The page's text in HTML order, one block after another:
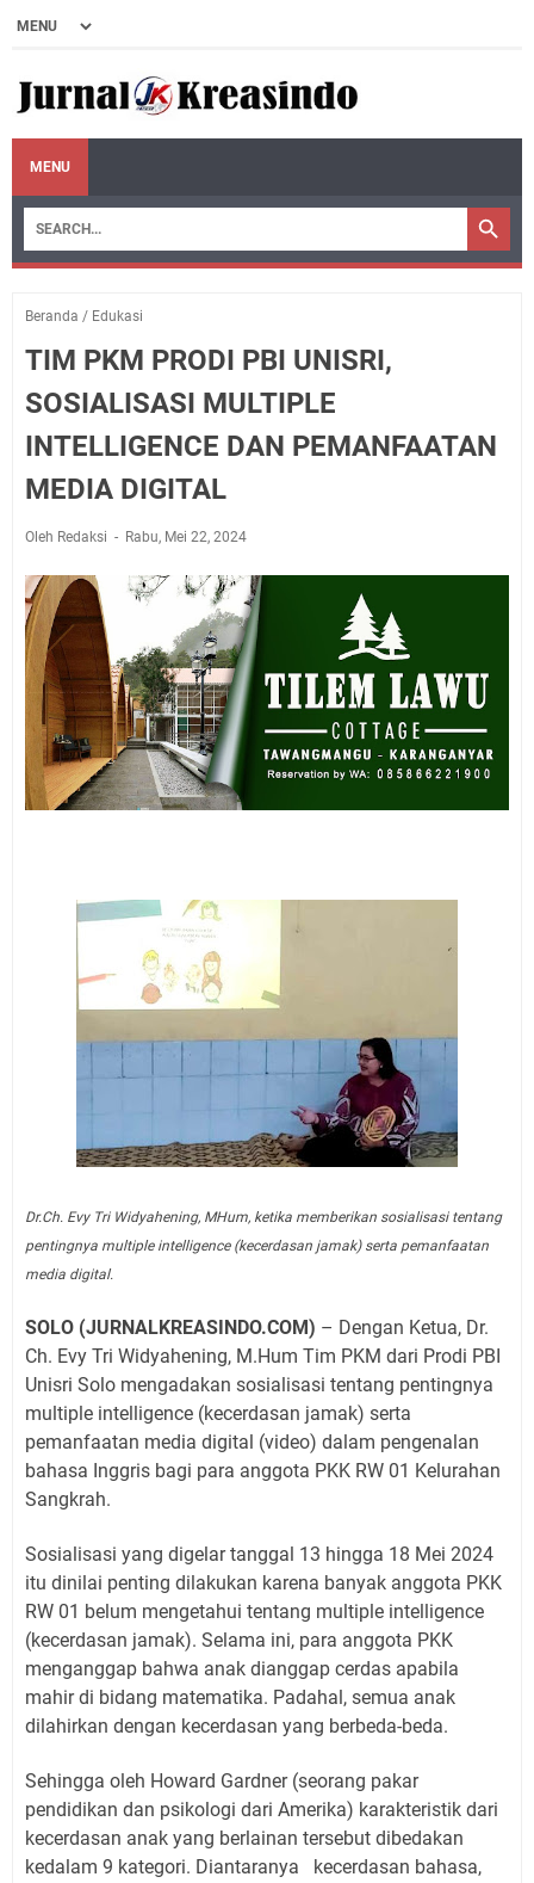
MENU
Beranda / Edukasi
TIM PKM PRODI PBI UNISRI,
SOSIALISASI MULTIPLE
INTELLIGENCE DAN PEMANFAATAN
MEDIA DIGITAL
Oleh Redaksi Rabu, Mei 22, 2024
Dr.Ch. Evy Tri Widyahening, MHum, ketika memberikan sosialisasi tentang
pentingnya multiple intelligence (kecerdasan jamak) serta pemanfaatan
media digital.
SOLO (JURNALKREASINDO.COM) – Dengan Ketua, Dr.
Ch. Evy Tri Widyahening, M.Hum Tim PKM dari Prodi PBI
Unisri Solo mengadakan sosialisasi tentang pentingnya
multiple intelligence (kecerdasan jamak) serta
pemanfaatan media digital (video) dalam pengenalan
bahasa Inggris bagi para anggota PKK RW 01 Kelurahan
Sangkrah.
Sosialisasi yang digelar tanggal 13 hingga 18 Mei 2024
itu dinilai penting dilakukan karena banyak anggota PKK
RW 01 belum mengetahui tentang multiple intelligence
(kecerdasan jamak). Selama ini, para anggota PKK
menganggap bahwa anak dianggap cerdas apabila
mahir di bidang matematika. Padahal, semua anak
dilahirkan dengan kecerdasan yang berbeda-beda.
Sehingga oleh Howard Gardner (seorang pakar
pendidikan dan psikologi dari Amerika) karakteristik dari
kecerdasan anak yang berlainan tersebut dibedakan
kedalam 9 kategori. Diantaranya
kecerdasan bahasa,